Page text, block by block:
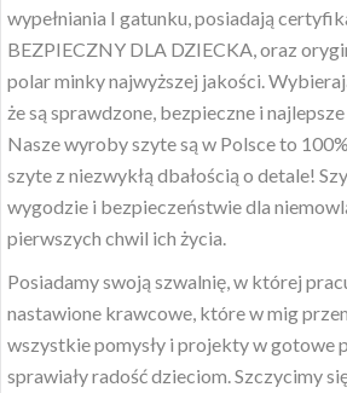
wypełniania I gatunku, posiadają
BEZPIECZNY DLA DZIECKA, oraz
polar minky najwyższej jakości.
że są sprawdzone, bezpieczne i
Nasze wyroby szyte są w Polsce to
szyte z niezwykłą dbałością o detale!
wygodzie i bezpieczeństwie dla
pierwszych chwil ich życia.
Posiadamy swoją szwalnię, w której
nastawione krawcowe, które w mig
wszystkie pomysły i projekty w gotowe
sprawiały radość dzieciom. Szczycimy